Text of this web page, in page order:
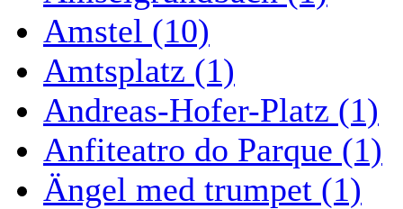
Amstel (10)
Amtsplatz (1)
Andreas-Hofer-Platz (1)
Anfiteatro do Parque (1)
Ängel med trumpet (1)